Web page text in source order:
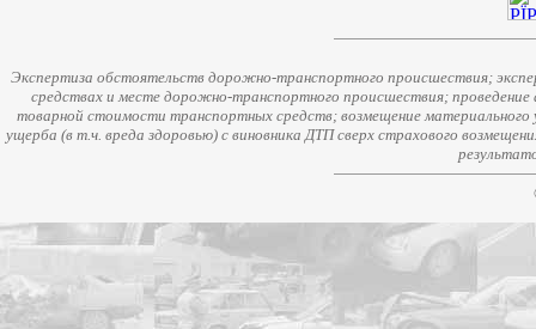
Экспертиза обстоятельств дорожно-транспортного происшествия;
средствах и месте дорожно-транспортного происшествия;
товарной стоимости транспортных средств; возмещение
ущерба (в т.ч. вреда здоровью) с виновника ДТП сверх страхового